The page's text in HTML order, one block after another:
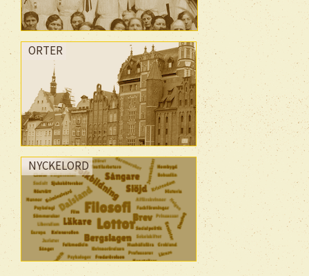
ORTER
NYCKELORD